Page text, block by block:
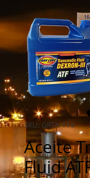
SKU: GRTA-114
Aceite
Fluid